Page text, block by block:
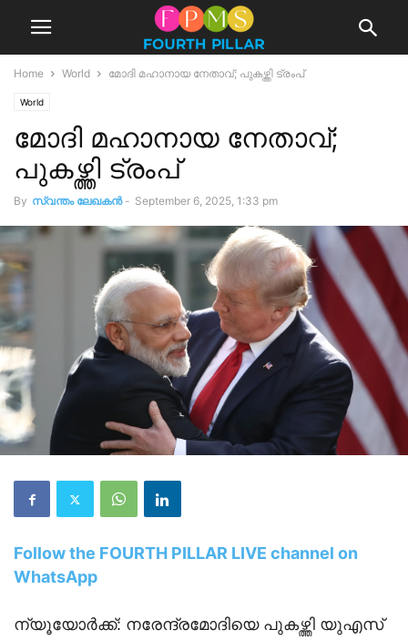
Home World മോദി മഹാനായ നേതാവ്; പുകഴ്ത്തി ട്രംപ്
World
മോദി മഹാനായ നേതാവ്;
പുകഴ്ത്തി ട്രംപ്
By സ്വന്തം ലേഖകന്‍ - September 6, 2025, 1:33 pm
Follow the FOURTH PILLAR LIVE channel on
WhatsApp
ന്യൂയോര്‍ക്ക്: നരേന്ദ്രമോദിയെ പുകഴ്ത്തി യുഎസ്